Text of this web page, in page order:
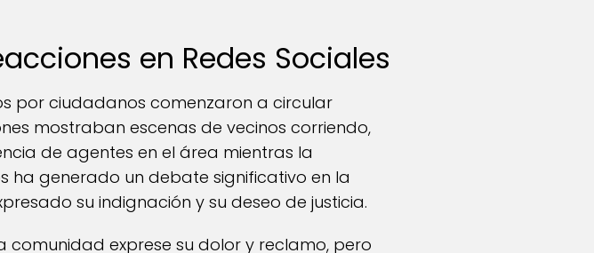
en Redes Sociales
por ciudadanos comenzaron a circular
mostraban escenas de vecinos corriendo,
de agentes en el área mientras la
ha generado un debate significativo en la
su indignación y su deseo de justicia.
comunidad exprese su dolor y reclamo, pero